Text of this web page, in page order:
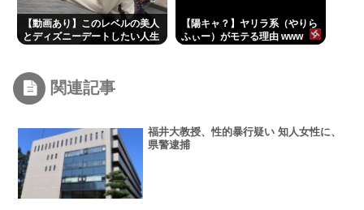
【動画あり】このレベルの美人
とディズニーデートしたい人生
【陽キャ？】ヤリラ系（やりら
ふぃー）がモテる理由 www
関連記事
福井大教授、性的暴行疑い 知人女性に、
県警逮捕